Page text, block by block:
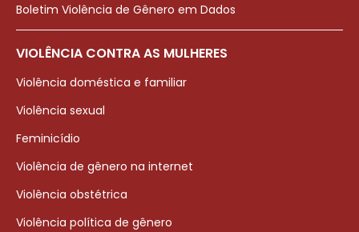
Boletim Violência de Gênero em Dados
VIOLÊNCIA CONTRA AS MULHERES
Violência doméstica e familiar
Violência sexual
Feminicídio
Violência de gênero na internet
Violência obstétrica
Violência política de gênero